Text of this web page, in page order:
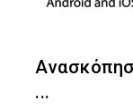
...